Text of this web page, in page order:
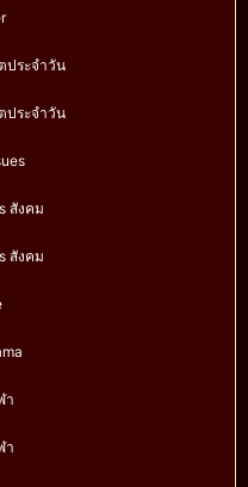
ประจำวัน
ประจำวัน
สังคม
สังคม
า
า